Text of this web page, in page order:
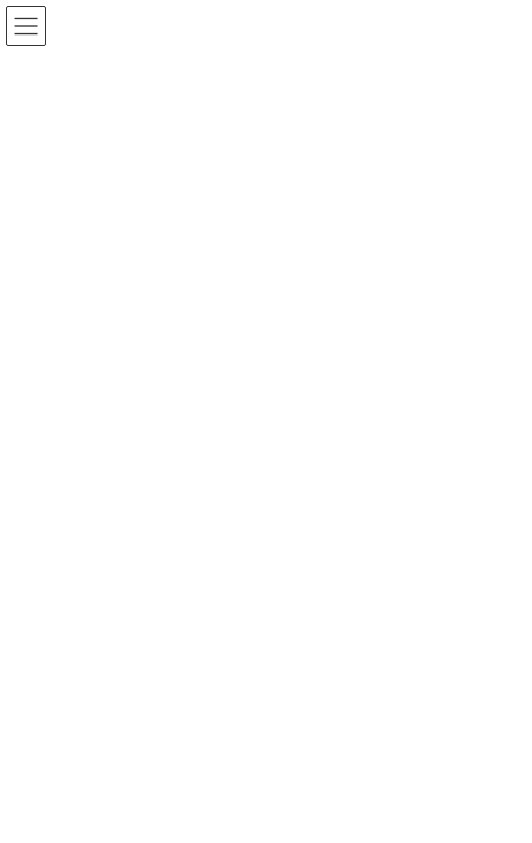
コ
ン
ナ
ビ